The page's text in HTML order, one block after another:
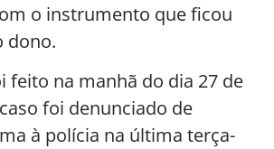
o instrumento que ficou
dono.
feito na manhã do dia 27 de
foi denunciado de
à polícia na última terça-